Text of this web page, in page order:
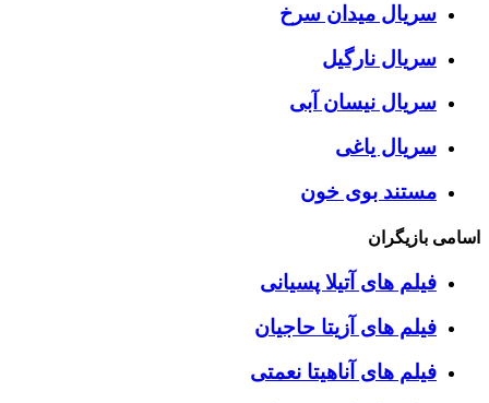
سریال میدان سرخ
سریال نارگیل
سریال نیسان آبی
سریال یاغی
مستند بوی خون
اسامی بازیگران
فیلم های آتیلا پسیانی
فیلم های آزیتا حاجیان
فیلم های آناهیتا نعمتی